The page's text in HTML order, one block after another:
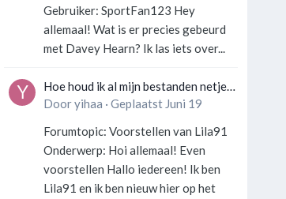
Gebruiker: SportFan123 Hey
allemaal! Wat is er precies gebeurd
met Davey Hearn? Ik las iets over...
Hoe houd ik al mijn bestanden netjes
georganiseerd zonder gek te
Dooryihaa · Geplaatst Juni 19
Forumtopic: Voorstellen van Lila91
Onderwerp: Hoi allemaal! Even
voorstellen Hallo iedereen! Ik ben
Lila91 en ik ben nieuw hier op het